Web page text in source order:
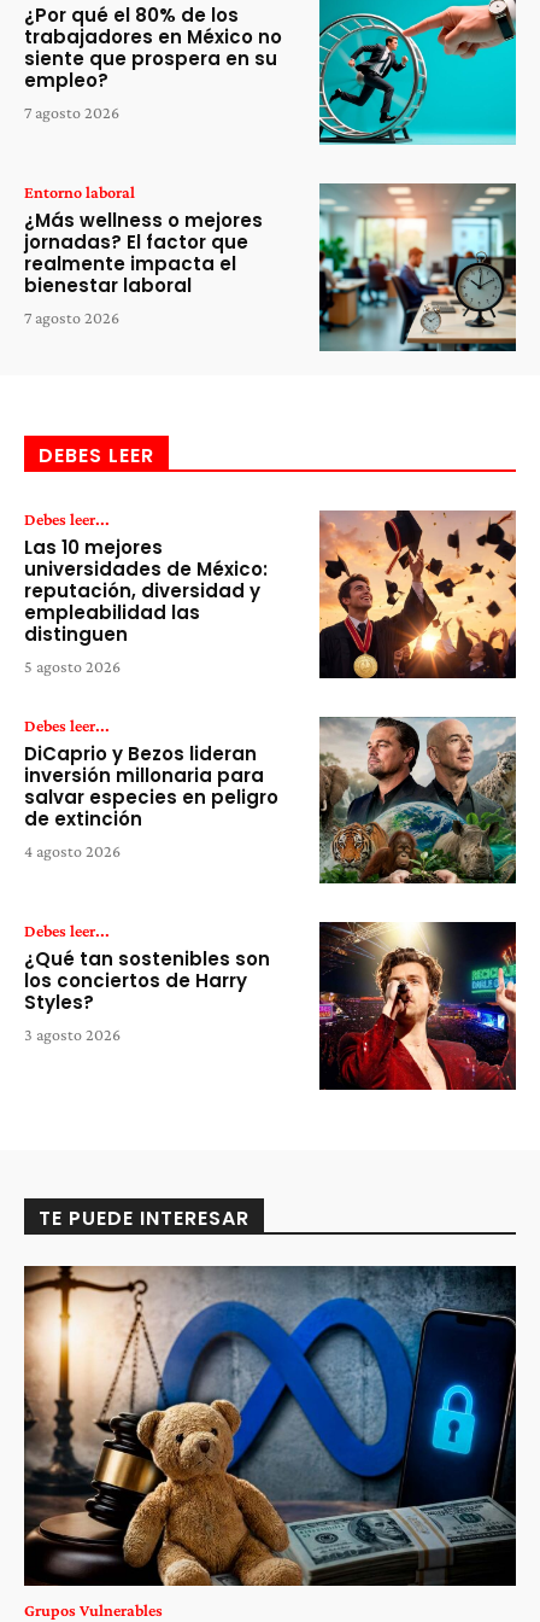
¿Por qué el 80% de los
trabajadores en México no
siente que prospera en su
empleo?
7 agosto 2026
Entorno laboral
¿Más wellness o mejores
jornadas? El factor que
realmente impacta el
bienestar laboral
7 agosto 2026
DEBES LEER
Debes leer...
Las 10 mejores
universidades de México:
reputación, diversidad y
empleabilidad las
distinguen
5 agosto 2026
Debes leer...
DiCaprio y Bezos lideran
inversión millonaria para
salvar especies en peligro
de extinción
4 agosto 2026
Debes leer...
¿Qué tan sostenibles son
los conciertos de Harry
Styles?
3 agosto 2026
TE PUEDE INTERESAR
Grupos Vulnerables